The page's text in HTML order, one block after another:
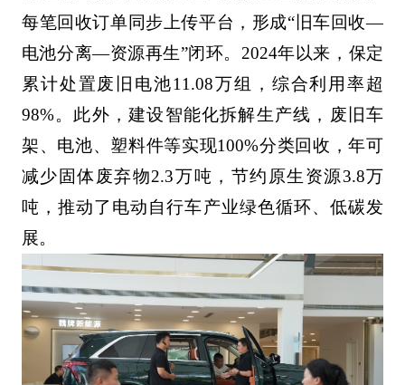
每笔回收订单同步上传平台，形成“旧车回收—
电池分离—资源再生”闭环。2024年以来，保定
累计处置废旧电池11.08万组，综合利用率超
98%。此外，建设智能化拆解生产线，废旧车
架、电池、塑料件等实现100%分类回收，年可
减少固体废弃物2.3万吨，节约原生资源3.8万
吨，推动了电动自行车产业绿色循环、低碳发
展。